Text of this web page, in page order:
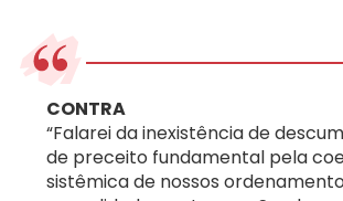
CONTRA
“Falarei da inexistência de
de preceito fundamental pela
sistêmica de nossos